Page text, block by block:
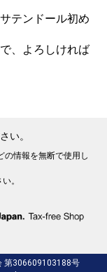
テンドール初め
、よろしければ
い。
の情報を無断で使用し
。
第306609103188号